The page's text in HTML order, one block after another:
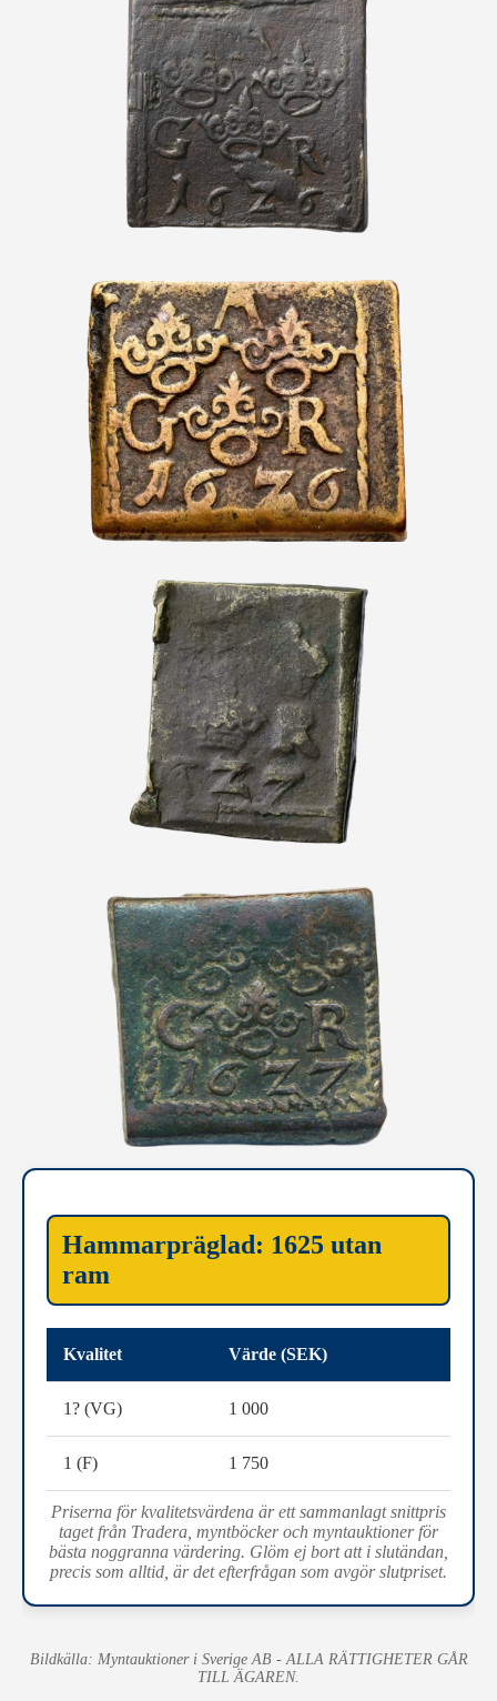
Hammarpräglad: 1625 utan
ram
Kvalitet Värde (SEK)
1? (VG) 1 000
1 (F) 1 750
Priserna för kvalitetsvärdena är ett sammanlagt snittpris
taget från Tradera, myntböcker och myntauktioner för
bästa noggranna värdering. Glöm ej bort att i slutändan,
precis som alltid, är det efterfrågan som avgör slutpriset.
Bildkälla: Myntauktioner i Sverige AB - ALLA RÄTTIGHETER GÅR
TILL ÄGAREN.